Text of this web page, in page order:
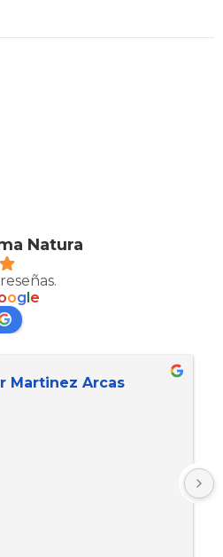
Natura
og e
manzanarez